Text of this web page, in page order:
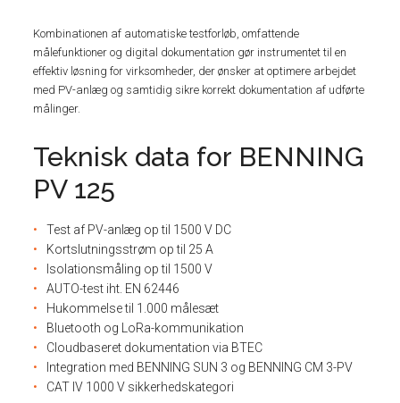
Kombinationen af automatiske testforløb, omfattende
målefunktioner og digital dokumentation gør instrumentet til en
effektiv løsning for virksomheder, der ønsker at optimere arbejdet
med PV-anlæg og samtidig sikre korrekt dokumentation af udførte
målinger.
Teknisk data for BENNING
PV 125
Test af PV-anlæg op til 1500 V DC
Kortslutningsstrøm op til 25 A
Isolationsmåling op til 1500 V
AUTO-test iht. EN 62446
Hukommelse til 1.000 målesæt
Bluetooth og LoRa-kommunikation
Cloudbaseret dokumentation via BTEC
Integration med BENNING SUN 3 og BENNING CM 3-PV
CAT IV 1000 V sikkerhedskategori